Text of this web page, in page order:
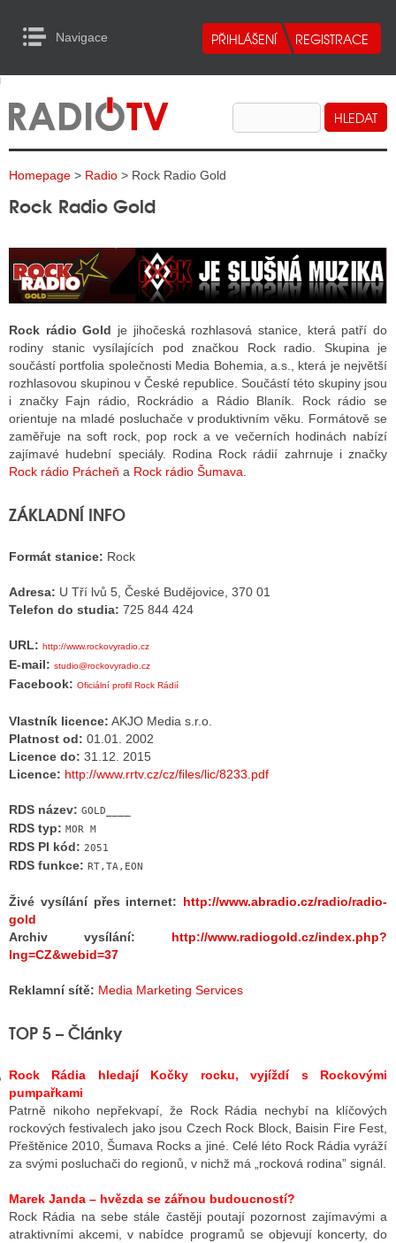
Navigace
RADIA
TELEVIZE
INTERNET
TISK
RADIA
RÁDIÍ
VYSÍLAČE
TELEVIZE
VYSÍLAČE
INTERNET
STRÁNKY RÁDIÍ
STRÁNKY TV
TISK
BLOGERA
DISKUTÉRA NA RADIOTV
to Content
Homepage > Radio > Rock Radio Gold
Rock Radio Gold
Rock rádio Gold je jihočeská rozhlasová stanice, která patří do
rodiny stanic vysílajících pod značkou Rock radio. Skupina je
součástí portfolia společnosti Media Bohemia, a.s., která je největší
rozhlasovou skupinou v České republice. Součástí této skupiny jsou
i značky Fajn rádio, Rockrádio a Rádio Blaník. Rock rádio se
orientuje na mladé posluchače v produktivním věku. Formátově se
zaměřuje na soft rock, pop rock a ve večerních hodinách nabízí
zajímavé hudební speciály. Rodina Rock rádií zahrnuje i značky
Rock rádio Prácheň a Rock rádio Šumava.
ZÁKLADNÍ INFO
Formát stanice: Rock
Adresa: U Tří lvů 5, České Budějovice, 370 01
Telefon do studia: 725 844 424
URL: http://www.rockovyradio.cz
E-mail: studio@rockovyradio.cz
Facebook: Oficiální profil Rock Rádií
Vlastník licence: AKJO Media s.r.o.
Platnost od: 01.01. 2002
Licence do: 31.12. 2015
Licence: http://www.rrtv.cz/cz/files/lic/8233.pdf
RDS název: GOLD____
RDS typ: MOR M
RDS PI kód: 2051
RDS funkce: RT,TA,EON
Živé vysílání přes internet: http://www.abradio.cz/radio/radio-
gold
Archiv vysílání: http://www.radiogold.cz/index.php?
lng=CZ&webid=37
Reklamní sítě: Media Marketing Services
TOP 5 – Články
Rock Rádia hledají Kočky rocku, vyjíždí s Rockovými
pumpařkami
Patrně nikoho nepřekvapí, že Rock Rádia nechybí na klíčových
rockových festivalech jako jsou Czech Rock Block, Baisin Fire Fest,
Přeštěnice 2010, Šumava Rocks a jiné. Celé léto Rock Rádia vyráží
za svými posluchači do regionů, v nichž má „rocková rodina” signál.
Marek Janda – hvězda se zářnou budoucností?
Rock Rádia na sebe stále častěji poutají pozornost zajímavými a
atraktivními akcemi, v nabídce programů se objevují koncerty, do